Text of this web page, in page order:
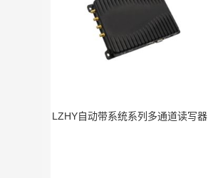
LZHY自动带系统系列多通道读写器